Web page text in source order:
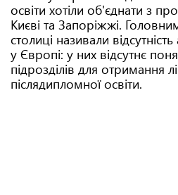
освіти хотіли об'єднати з
Києві та Запоріжжі.
столиці називали
у Європі: у них відсутнє
підрозділів для отримання
післядипломної освіти.